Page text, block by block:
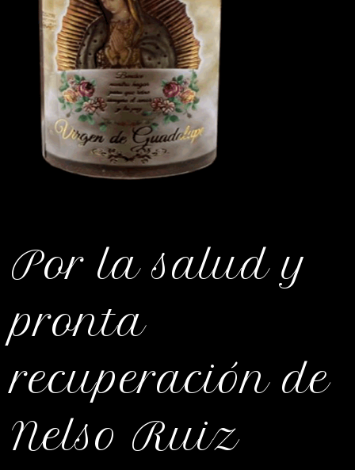
Por la salud y
pronta
recuperación de
Nelso Ruiz